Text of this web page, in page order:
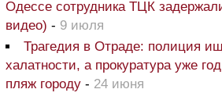
Одессе сотрудника ТЦК
видео) - 9 июля
Трагедия в Отраде: полиция
халатности, а прокуратура уже
пляж городу - 24 июня